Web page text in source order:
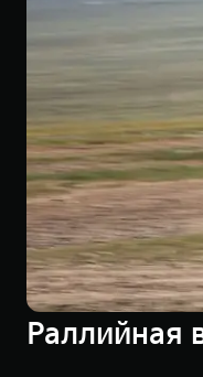
Раллийная